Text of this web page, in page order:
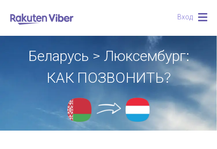
Вход
Беларусь > Люксембург:
КАК ПОЗВОНИТЬ?